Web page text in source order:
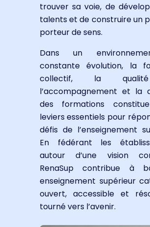
trouver sa voie, de
talents et de construire un
porteur de sens.
Dans un
constante évolution, la
collectif, la
l’accompagnement et la
des formations
leviers essentiels pour
défis de l’enseignement
En fédérant les
autour d’une vision
RenaSup contribue à
enseignement supérieur
ouvert, accessible et
tourné vers l’avenir.